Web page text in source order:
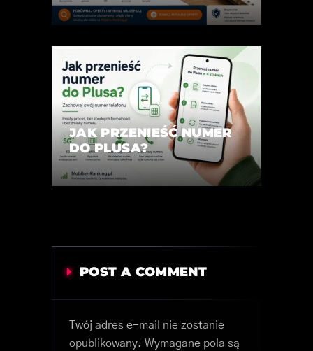
JAK PRZENIEŚĆ NUMER
DO PLUSA?
POST A COMMENT
Twój adres e-mail nie zostanie
opublikowany. Wymagane pola są